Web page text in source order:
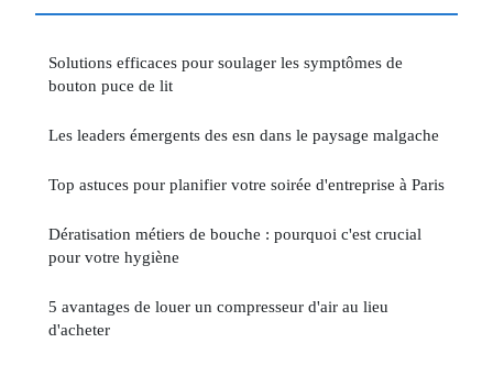
Solutions efficaces pour soulager les symptômes de
bouton puce de lit
Les leaders émergents des esn dans le paysage malgache
Top astuces pour planifier votre soirée d'entreprise à Paris
Dératisation métiers de bouche : pourquoi c'est crucial
pour votre hygiène
5 avantages de louer un compresseur d'air au lieu
d'acheter